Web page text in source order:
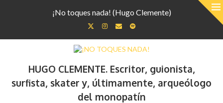
¡No toques nada! (Hugo Clemente)
HUGO CLEMENTE. Escritor, guionista,
surfista, skater y, últimamente, arqueólogo
del monopatín